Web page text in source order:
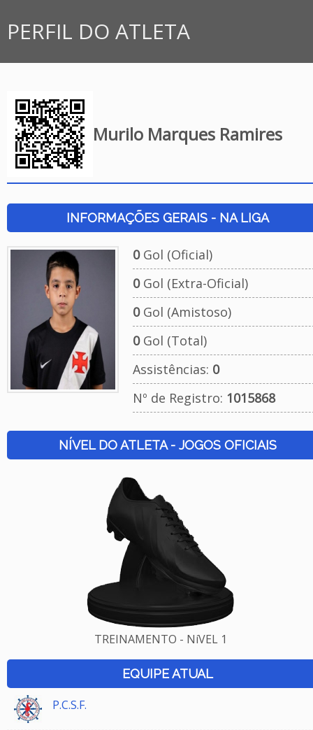
PERFIL DO ATLETA
Murilo Marques Ramires
INFORMAÇÕES GERAIS - NA LIGA
0Gol (Oficial)
0Gol (Extra-Oficial)
0Gol (Amistoso)
0Gol (Total)
Assistências: 0
Nº de Registro: 1015868
NÍVEL DO ATLETA - JOGOS OFICIAIS
TREINAMENTO - NíVEL 1
EQUIPE ATUAL
P.C.S.F.